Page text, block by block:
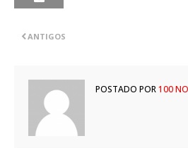
ANTIGOS
POSTADO POR100